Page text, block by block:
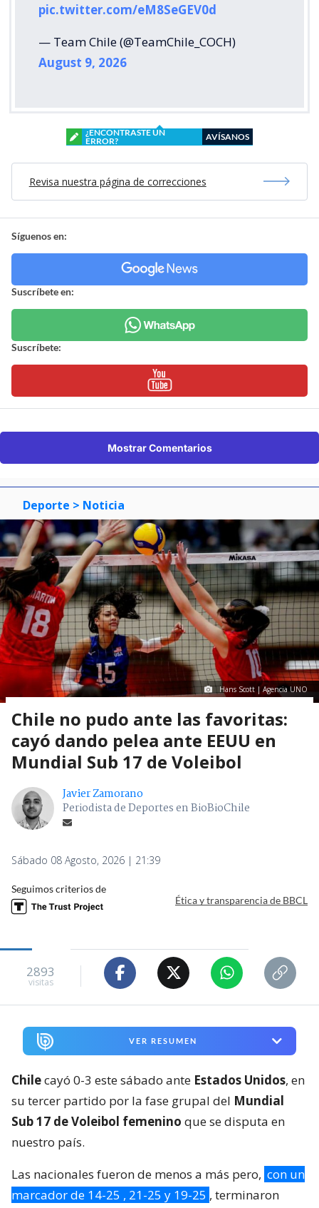
pic.twitter.com/eM8SeGEV0d
— Team Chile (@TeamChile_COCH)
August 9, 2026
¿ENCONTRASTE UN
ERROR?
AVÍSANOS
Revisa nuestra página de correcciones
Síguenos en:
Suscríbete en:
Suscríbete:
Mostrar Comentarios
Deporte > Noticia
Hans Scott | Agencia UNO
Chile no pudo ante las favoritas:
cayó dando pelea ante EEUU en
Mundial Sub 17 de Voleibol
Javier Zamorano
Periodista de Deportes en BioBioChile
Sábado 08 Agosto, 2026 | 21:39
Seguimos criterios de
Ética y transparencia de BBCL
2893
visitas
VER RESUMEN
Chilecayó 0-3 este sábado ante Estados Unidos, en
su tercer partido por la fase grupal del Mundial
Sub 17 de Voleibol femenino que se disputa en
nuestro país.
Las nacionales fueron de menos a más pero, con un
marcador de 14-25 , 21-25 y 19-25 , terminaron